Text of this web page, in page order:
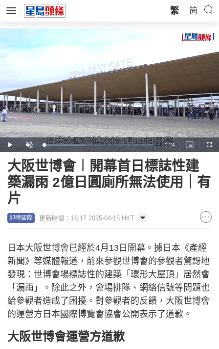
繁 简
Play Unmute Loaded:
37.51%
Remaining
Time
-1:24
Picture-
in-
大阪世博會︱開幕首日標誌性建
築漏雨 2億日圓廁所無法使用｜有
片
即時國際 更新時間：16:17 2025-04-15 HKT
日本大阪世博會已經於4月13日開幕。據日本《產經
新聞》等媒體報道，前來參觀世博會的參觀者驚訝地
發現：世博會場標誌性的建築「環形大屋頂」居然會
「漏雨」。除此之外，會場排隊、網絡信號等問題也
給參觀者造成了困擾。對參觀者的反饋，大阪世博會
的運營方日本國際博覽會協會公開表示了道歉。
大阪世博會運營方道歉